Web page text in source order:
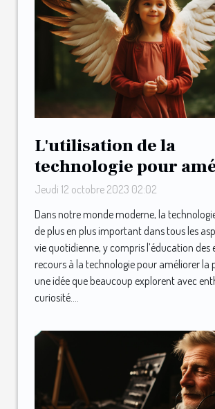
L'utilisation de la
technologie pour
la parentalité : le cas
Jeudi 12 octobre 2023 02:02
Dans notre monde moderne, la
de plus en plus important dans tous les
vie quotidienne, y compris l’éducation des
recours à la technologie pour améliorer la
une idée que beaucoup explorent avec
curiosité....